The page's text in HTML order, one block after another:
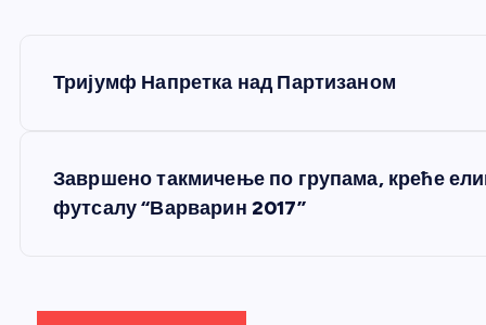
а
Тријумф Напретка над Партизаном
Завршено такмичење по групама, креће
футсалу “Варварин 2017”